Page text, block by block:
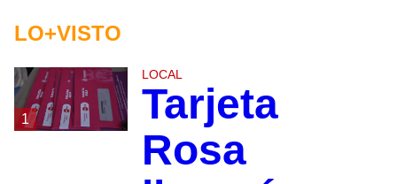
LO+VISTO
1
LOCAL
Tarjeta
Rosa